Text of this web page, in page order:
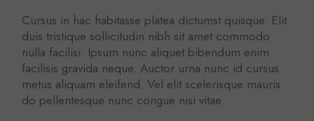
Cursus in hac habitasse platea dictumst quisque. Elit
duis tristique sollicitudin nibh sit amet commodo
nulla facilisi. Ipsum nunc aliquet bibendum enim
facilisis gravida neque. Auctor urna nunc id cursus
metus aliquam eleifend. Vel elit scelerisque mauris
do pellentesque nunc congue nisi vitae.